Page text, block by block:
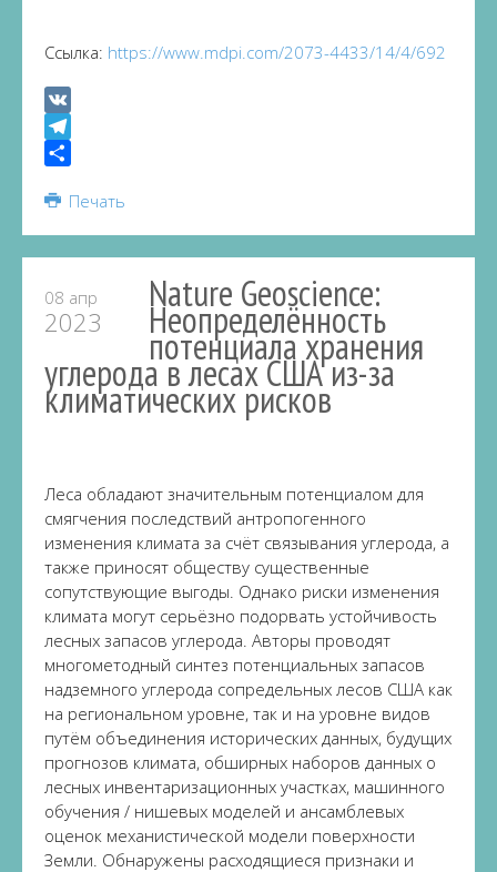
Ссылка: https://www.mdpi.com/2073-4433/14/4/692
VK
Telegram
Печать
08 апр
2023
Nature Geoscience:
Неопределённость
потенциала хранения
углерода в лесах США из-за
климатических рисков
Леса обладают значительным потенциалом для
смягчения последствий антропогенного
изменения климата за счёт связывания углерода, а
также приносят обществу существенные
сопутствующие выгоды. Однако риски изменения
климата могут серьёзно подорвать устойчивость
лесных запасов углерода. Авторы проводят
многометодный синтез потенциальных запасов
надземного углерода сопредельных лесов США как
на региональном уровне, так и на уровне видов
путём объединения исторических данных, будущих
прогнозов климата, обширных наборов данных о
лесных инвентаризационных участках, машинного
обучения / нишевых моделей и ансамблевых
оценок механистической модели поверхности
Земли. Обнаружены расходящиеся признаки и